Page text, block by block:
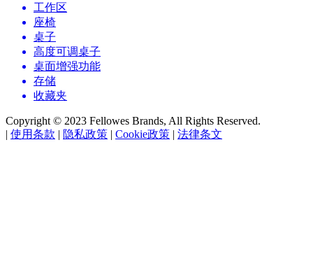
工作区
座椅
桌子
高度可调桌子
桌面增强功能
存储
收藏夹
Copyright © 2023 Fellowes Brands, All Rights Reserved.
| 使用条款 | 隐私政策 | Cookie政策 | 法律条文